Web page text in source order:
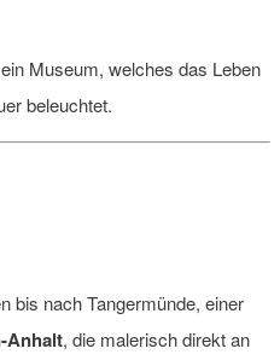
Museum, welches das Leben
beleuchtet.
bis nach Tangermünde, einer
Anhalt, die malerisch direkt an